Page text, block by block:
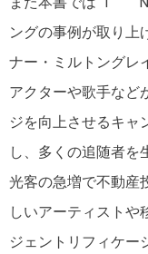
ングの事例が取り上
ナー・ミルトングレ
アクターや歌手など
ジを向上させるキャ
し、多くの追随者を
光客の急増で不動産
しいアーティストや
ジェントリフィケー